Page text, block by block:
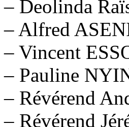
– Deolinda
– Alfred
– Vincent
– Pauline
– Révérend
– Révérend